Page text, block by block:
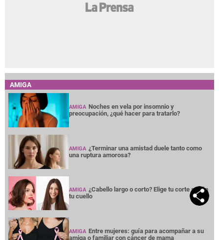
AMIGA
AMIGA Noches en vela por insomnio y
preocupación, ¿qué hacer para tratarlo?
AMIGA ¿Terminar una amistad duele tanto como
una ruptura amorosa?
AMIGA ¿Cabello largo o corto? Elige tu corte según
tu cuello
AMIGA Entre mujeres: guía para acompañar a su
amiga o familiar con cáncer de mama